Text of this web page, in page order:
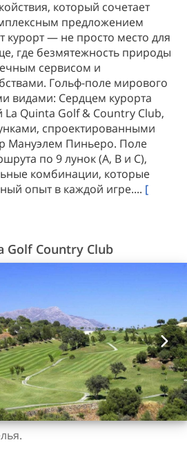
который сочетает
предложением
курорт — не просто место для
где безмятежность природы
сервисом и
Гольф-поле мирового
видами: Сердцем курорта
La Quinta Golf & Country Club,
спроектированными
Мануэлем Пиньеро. Поле
по 9 лунок (A, B и C),
комбинации, которые
опыт в каждой игре.... [
Golf Country Club